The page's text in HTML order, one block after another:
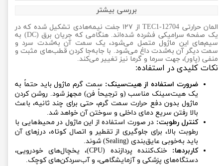
بررسی بیشتر
المان حرارتی TEC1-12704 از ۱۲۷ جفت نیمه‌هادی تشکیل شده که در
یک صفحه سرامیکی فشرده شده‌اند. هنگامی که جریان برق (DC) به
سیم‌های این ماژول متصل می‌شود، یک سمت آن به‌شدت سرد و
سمت دیگر آن به‌شدت داغ می‌شود. با جابه‌جا کردن قطب‌های مثبت و
منفی (پاور)، جهت سرما و گرما نیز تغییر می‌کند.
نکات کلیدی در استفاده:
ضرورت استفاده از هیت‌سینک: سمت گرم ماژول باید حتماً به
یک هیت‌سینک مناسب (و ترجیحاً فن) مجهز شود. روشن کردن
ماژول بدون دفع حرارت سمت گرم، حتی برای چند ثانیه، باعث
بالا رفتن سریع دمای داخلی و سوختن آن خواهد شد.
کنترل رطوبت: در صورت استفاده از این ماژول در محیط‌هایی با
رطوبت بالا، برای جلوگیری از تقطیر و اتصال کوتاه، درزهای آن
باید به‌خوبی عایق‌بندی (Sealing) شوند.
کاربردها:
خنک‌کننده پردازنده (CPU)، یخچال‌های خودرویی،
دستگاه‌های پزشکی و آزمایشگاهی، و آب‌سردکن‌های کوچک.